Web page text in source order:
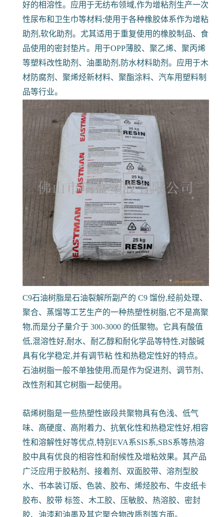
好的相溶性。应用于无纺布领域,作为增粘剂生产一次
性尿布和卫生巾等材料;使用于各种橡胶体系作为增粘
助剂,软化助剂。尤其适用于重复使用的橡胶制品、食
品使用的密封垫片。用于OPP薄胶、聚乙烯、聚丙烯
等塑料改性助剂、油墨助剂,防水材料助剂。应用于木
材防腐剂、聚烯烃新材料、聚酯涂料、汽车用塑料制
品等行业。
C9石油树脂是石油裂解所副产的 C9 馏份,经前处理、
聚合、蒸馏等工艺生产的一种热塑性树脂,它不是高聚
物,而是分子量介于 300-3000 的低聚物。它具有酸值
低,混溶性好,耐水、耐乙醇和耐化学品等特性,对酸碱
具有化学稳定,并有调节粘 性和热稳定性好的特点。
石油树脂一般不单独使用,而是作为促进剂、调节剂、
改性剂和其它树脂一起使用。
萜烯树脂是一些热塑性嵌段共聚物具有色浅、低气
味、高硬度、高附着力、抗氧化性和热稳定性好,相容
性和溶解性好等优点,特别EVA系SIS系,SBS系等热溶
胶中具有优良的相容性和耐候性及增粘效果。其产品
广泛应用于胶粘剂、接着剂、双面胶带、溶剂型胶
水、书本装订版、色装、胶布、烯烃胶布、牛皮纸卡
胶布、胶带 标签、木工胶、压敏胶、热溶胶、密封
胶、油漆和油墨及其它聚合物改质剂等方面。